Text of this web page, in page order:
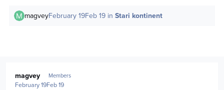
magveyFebruary 19Feb 19 inStari kontinent
magvey Members
February 19Feb 19